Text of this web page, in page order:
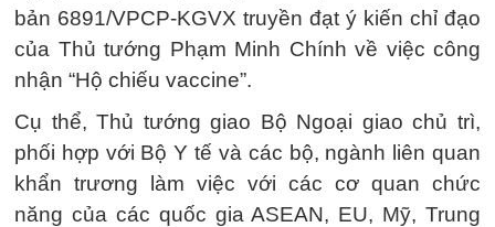
bản 6891/VPCP-KGVX truyền đạt ý kiến chỉ đạo
của Thủ tướng Phạm Minh Chính về việc công
nhận “Hộ chiếu vaccine”.
Cụ thể, Thủ tướng giao Bộ Ngoại giao chủ trì,
phối hợp với Bộ Y tế và các bộ, ngành liên quan
khẩn trương làm việc với các cơ quan chức
năng của các quốc gia ASEAN, EU, Mỹ, Trung